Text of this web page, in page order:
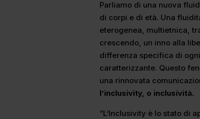
Parliamo di una nuova
di corpi e di età. Una
eterogenea, multietnica,
crescendo, un inno alla
differenza specifica di
caratterizzante. Questo
una rinnovata
l’inclusivity, o inclusività.
“L’Inclusivity è lo stato di